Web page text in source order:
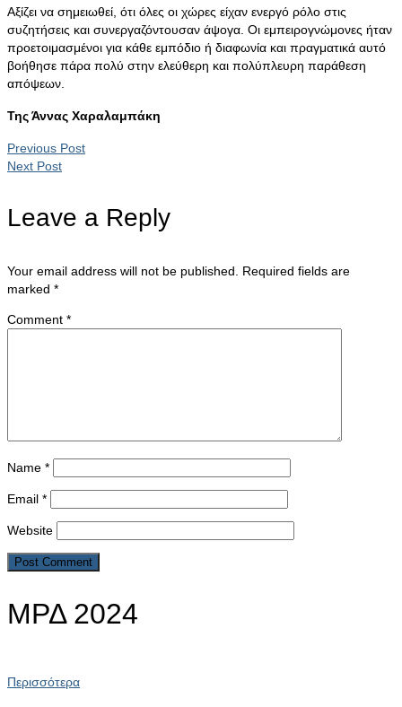
Αξίζει να σημειωθεί, ότι όλες οι χώρες είχαν ενεργό ρόλο στις
συζητήσεις και συνεργαζόντουσαν άψογα. Οι εμπειρογνώμονες ήταν
προετοιμασμένοι για κάθε εμπόδιο ή διαφωνία και πραγματικά αυτό
βοήθησε πάρα πολύ στην ελεύθερη και πολύπλευρη παράθεση
απόψεων.
Της Άννας Χαραλαμπάκη
Previous Post
Next Post
Leave a Reply
Your email address will not be published.
Required fields are
marked *
Comment *
Name *
Email *
Website
ΜΡΔ 2024
Περισσότερα